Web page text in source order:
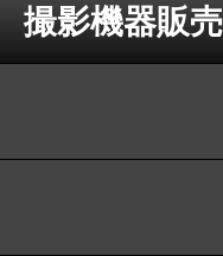
撮影機器販売